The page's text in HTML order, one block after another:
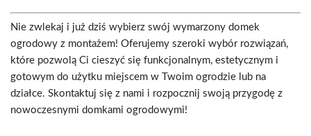
Nie zwlekaj i już dziś wybierz swój wymarzony domek
ogrodowy z montażem! Oferujemy szeroki wybór rozwiązań,
które pozwolą Ci cieszyć się funkcjonalnym, estetycznym i
gotowym do użytku miejscem w Twoim ogrodzie lub na
działce. Skontaktuj się z nami i rozpocznij swoją przygodę z
nowoczesnymi domkami ogrodowymi!